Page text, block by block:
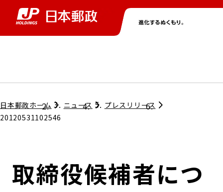
グループ情報トップ
コンプライアンス
株主・投資家情報トップ
個人投資家のみなさまへ
ニューストップ
サステナビリティトップ
担当役員メッセージ
採用情報トップ
日本郵政ホーム ニュース
プレスリリース
20120531102546
取締役候補者につ